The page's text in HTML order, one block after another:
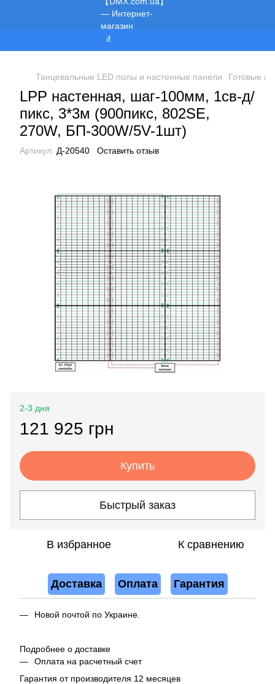
Танцевальные LED полы и настенные панели Готовые
LPP настенная, шаг-100мм, 1св-д/
пикс, 3*3м (900пикс, 802SE,
270W, БП-300W/5V-1шт)
Артикул: Д-20540 Оставить отзыв
2-3 дня
121 925 грн
Купить
Быстрый заказ
В избранное К сравнению
Доставка Оплата Гарантия
Новой почтой по Украине.
Подробнее о доставке
Оплата на расчетный счет
Гарантия от производителя 12 месяцев